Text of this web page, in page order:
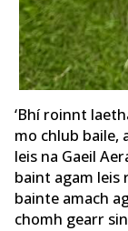
‘Bhí roinnt
mo chlub baile,
leis na Gaeil
baint agam leis
bainte amach
chomh gearr